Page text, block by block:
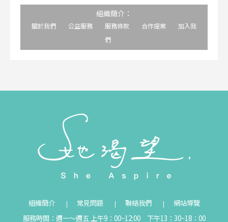
組織簡介：
關於我們 公益服務 服務條款 合作提案
加入我
們
組織簡介 常見問題 聯絡我們
網站導覽
服務時間：週一～週五 上午9：00~12:00 下午13：30~18：00